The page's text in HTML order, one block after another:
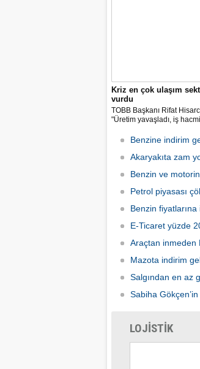
Kriz en çok ulaşım
vurdu
TOBB Başkanı Rifat
"Üretim yavaşladı, iş
sınırları kapattı, ihracat
mallarımızı taşıyamaz
Benzine indirim
Akaryakıta zam
Benzin ve
Petrol piyasası
Benzin
E-Ticaret yüzde
Araçtan inmeden
Mazota indirim
Salgından en az
Sabiha
LOJİSTİK